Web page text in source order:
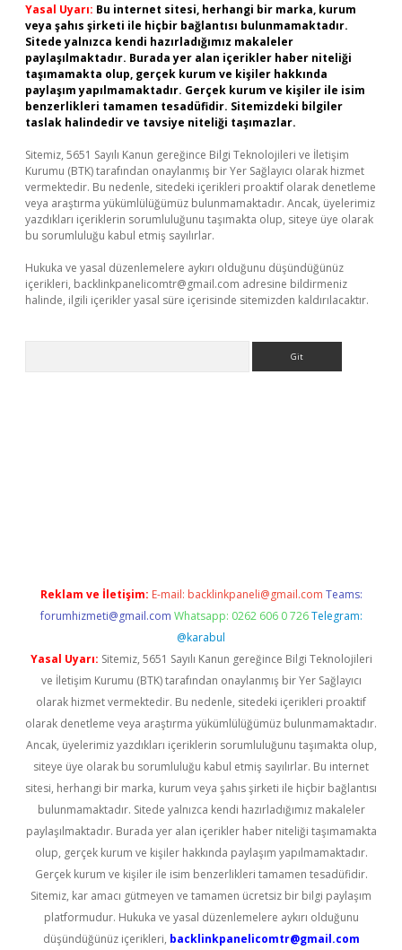
Yasal Uyarı: Bu internet sitesi, herhangi bir marka, kurum
veya şahıs şirketi ile hiçbir bağlantısı bulunmamaktadır.
Sitede yalnızca kendi hazırladığımız makaleler
paylaşılmaktadır. Burada yer alan içerikler haber niteliği
taşımamakta olup, gerçek kurum ve kişiler hakkında
paylaşım yapılmamaktadır. Gerçek kurum ve kişiler ile isim
benzerlikleri tamamen tesadüfidir. Sitemizdeki bilgiler
taslak halindedir ve tavsiye niteliği taşımazlar.
Sitemiz, 5651 Sayılı Kanun gereğince Bilgi Teknolojileri ve İletişim
Kurumu (BTK) tarafından onaylanmış bir Yer Sağlayıcı olarak hizmet
vermektedir. Bu nedenle, sitedeki içerikleri proaktif olarak denetleme
veya araştırma yükümlülüğümüz bulunmamaktadır. Ancak, üyelerimiz
yazdıkları içeriklerin sorumluluğunu taşımakta olup, siteye üye olarak
bu sorumluluğu kabul etmiş sayılırlar.
Hukuka ve yasal düzenlemelere aykırı olduğunu düşündüğünüz
içerikleri, backlinkpanelicomtr@gmail.com adresine bildirmeniz
halinde, ilgili içerikler yasal süre içerisinde sitemizden kaldırılacaktır.
Reklam ve İletişim: E-mail: backlinkpaneli@gmail.com Teams:
forumhizmeti@gmail.com Whatsapp: 0262 606 0 726 Telegram:
@karabul
Yasal Uyarı: Sitemiz, 5651 Sayılı Kanun gereğince Bilgi Teknolojileri
ve İletişim Kurumu (BTK) tarafından onaylanmış bir Yer Sağlayıcı
olarak hizmet vermektedir. Bu nedenle, sitedeki içerikleri proaktif
olarak denetleme veya araştırma yükümlülüğümüz bulunmamaktadır.
Ancak, üyelerimiz yazdıkları içeriklerin sorumluluğunu taşımakta olup,
siteye üye olarak bu sorumluluğu kabul etmiş sayılırlar. Bu internet
sitesi, herhangi bir marka, kurum veya şahıs şirketi ile hiçbir bağlantısı
bulunmamaktadır. Sitede yalnızca kendi hazırladığımız makaleler
paylaşılmaktadır. Burada yer alan içerikler haber niteliği taşımamakta
olup, gerçek kurum ve kişiler hakkında paylaşım yapılmamaktadır.
Gerçek kurum ve kişiler ile isim benzerlikleri tamamen tesadüfidir.
Sitemiz, kar amacı gütmeyen ve tamamen ücretsiz bir bilgi paylaşım
platformudur. Hukuka ve yasal düzenlemelere aykırı olduğunu
düşündüğünüz içerikleri, backlinkpanelicomtr@gmail.com